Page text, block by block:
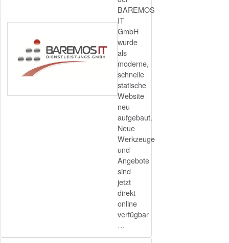
BAREMOS
IT
GmbH
wurde
als
moderne,
schnelle
statische
Website
neu
aufgebaut.
Neue
Werkzeuge
und
Angebote
sind
jetzt
direkt
online
verfügbar
…